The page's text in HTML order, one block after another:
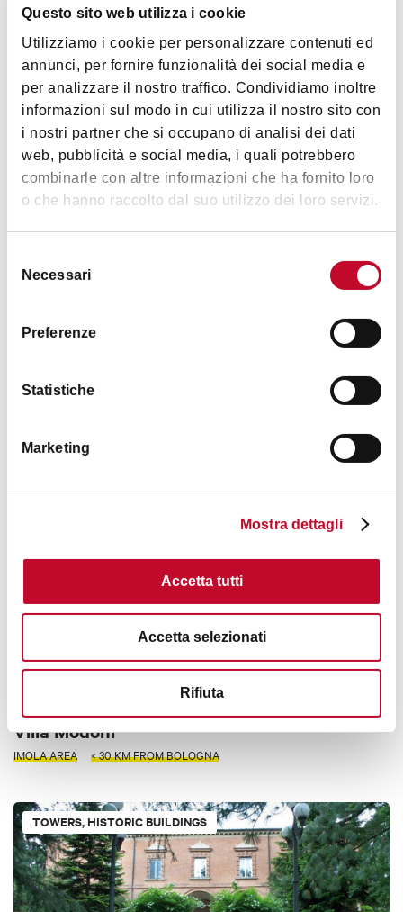
Questo sito web utilizza i cookie
Utilizziamo i cookie per personalizzare contenuti ed
annunci, per fornire funzionalità dei social media e
per analizzare il nostro traffico. Condividiamo inoltre
informazioni sul modo in cui utilizza il nostro sito con
i nostri partner che si occupano di analisi dei dati
web, pubblicità e social media, i quali potrebbero
combinarle con altre informazioni che ha fornito loro
o che hanno raccolto dal suo utilizzo dei loro servizi.
delNecessari
Preferenze
Statistiche
Marketing
Mostra dettagli
Accetta tutti
Accetta selezionati
Rifiuta
Villa Guastavillani
BOLOGNA
BOLOGNA
Villa Modoni
IMOLA AREA < 30 KM FROM BOLOGNA
TOWERS, HISTORIC BUILDINGS